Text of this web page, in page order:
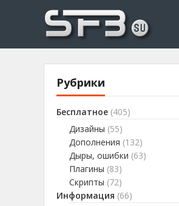
Буксы,
Рубрики
Бесплатное (405)
Дизайны (55)
Дополнения (132)
Дыры, ошибки (63)
Плагины (83)
Скрипты (72)
Информация (66)